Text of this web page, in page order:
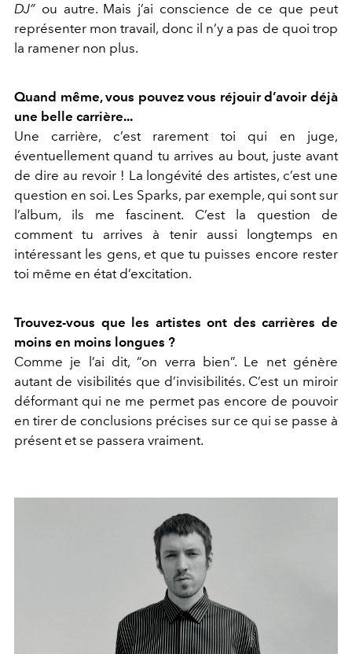
DJ” ou autre. Mais j’ai conscience de ce que peut
représenter mon travail, donc il n’y a pas de quoi trop
la ramener non plus.
Quand même, vous pouvez vous réjouir d’avoir déjà
une belle carrière...
Une carrière, c’est rarement toi qui en juge,
éventuellement quand tu arrives au bout, juste avant
de dire au revoir ! La longévité des artistes, c’est une
question en soi. Les Sparks, par exemple, qui sont sur
l’album, ils me fascinent. C’est la question de
comment tu arrives à tenir aussi longtemps en
intéressant les gens, et que tu puisses encore rester
toi même en état d’excitation.
Trouvez-vous que les artistes ont des carrières de
moins en moins longues ?
Comme je l’ai dit, “on verra bien”. Le net génère
autant de visibilités que d’invisibilités. C’est un miroir
déformant qui ne me permet pas encore de pouvoir
en tirer de conclusions précises sur ce qui se passe à
présent et se passera vraiment.